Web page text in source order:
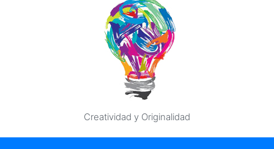
Creatividad y Originalidad